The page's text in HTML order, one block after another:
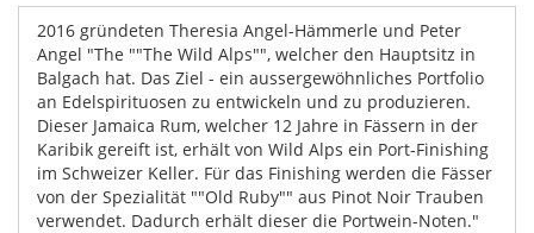
2016 gründeten Theresia Angel-Hämmerle und Peter
Angel "The ""The Wild Alps"", welcher den Hauptsitz in
Balgach hat. Das Ziel - ein aussergewöhnliches Portfolio
an Edelspirituosen zu entwickeln und zu produzieren.
Dieser Jamaica Rum, welcher 12 Jahre in Fässern in der
Karibik gereift ist, erhält von Wild Alps ein Port-Finishing
im Schweizer Keller. Für das Finishing werden die Fässer
von der Spezialität ""Old Ruby"" aus Pinot Noir Trauben
verwendet. Dadurch erhält dieser die Portwein-Noten."